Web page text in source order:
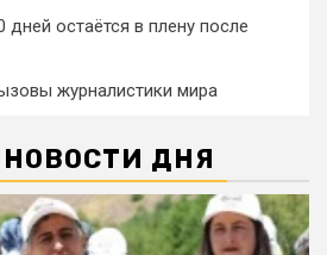
остаётся в плену после
журналистики мира
ДНЯ